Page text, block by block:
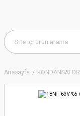
Anasayfa KONDANSATÖR